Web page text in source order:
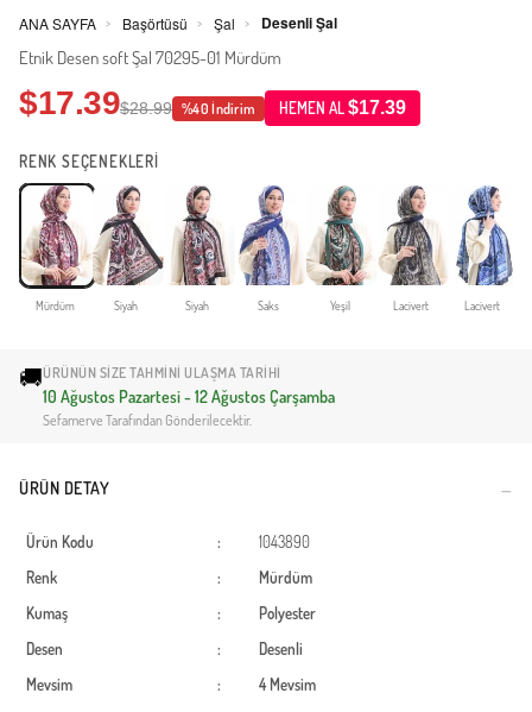
ANA SAYFA > Başörtüsü > Şal > Desenli Şal
Etnik Desen soft Şal 70295-01 Mürdüm
$17.39$28.99 %40 İndirim HEMEN AL$17.39
RENK SEÇENEKLERİ
Mürdüm Siyah Siyah Saks Yeşil Lacivert Lacivert
🚚ÜRÜNÜN SIZE TAHMINI ULAŞMA TARIHI
10 Ağustos Pazartesi - 12 Ağustos Çarşamba
Sefamerve Tarafından Gönderilecektir.
ÜRÜN DETAY
Ürün Kodu :
1043890
Renk
:
Mürdüm
Kumaş
:
Polyester
Desen
:
Desenli
Mevsim
:
4 Mevsim